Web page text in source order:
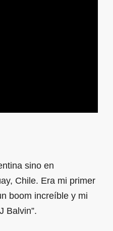
sino en
Chile. Era mi primer
boom increíble y mi
Balvin”.